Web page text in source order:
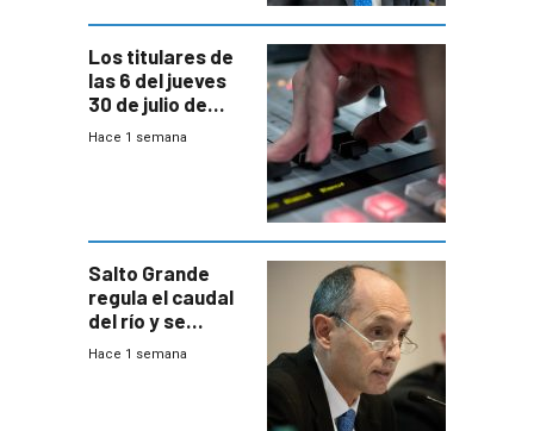
Los titulares de
las 6 del jueves
30 de julio de
2026
Hace 1 semana
Salto Grande
regula el caudal
del río y se
prepara para un
Hace 1 semana